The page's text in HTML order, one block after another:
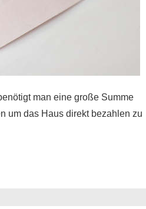
man eine große Summe
um das Haus direkt bezahlen zu